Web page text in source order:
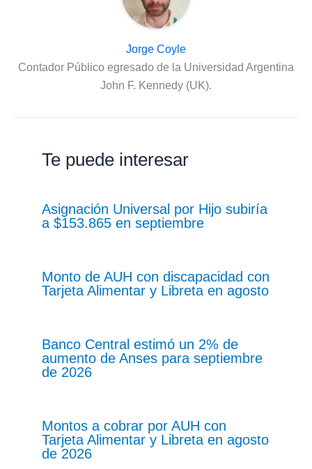
Jorge Coyle
Contador Público egresado de la Universidad Argentina
John F. Kennedy (UK).
Te puede interesar
Asignación Universal por Hijo subiría
a $153.865 en septiembre
Monto de AUH con discapacidad con
Tarjeta Alimentar y Libreta en agosto
Banco Central estimó un 2% de
aumento de Anses para septiembre
de 2026
Montos a cobrar por AUH con
Tarjeta Alimentar y Libreta en agosto
de 2026